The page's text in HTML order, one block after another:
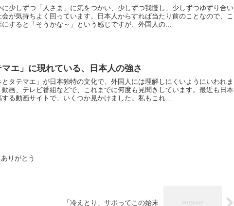
少しずつ「人さま」に気をつかい、少しずつ我慢し、少しずつゆずり合い
会が気持ちよく回っています。日本人からすれば当たり前のことなので、こ
すると「そうかな～」という感じですが、外国人の...
マエ」に現れている、日本人の強さ
タテマエ」が日本独特の文化で、外国人には理解しにくいようにいわれま
画、テレビ番組などで、これまでに何度も見聞きしています。最近も日本
る動画サイトで、いくつか見かけました。私もこれ...
りがとう
「冷えとり」サボってこの始末